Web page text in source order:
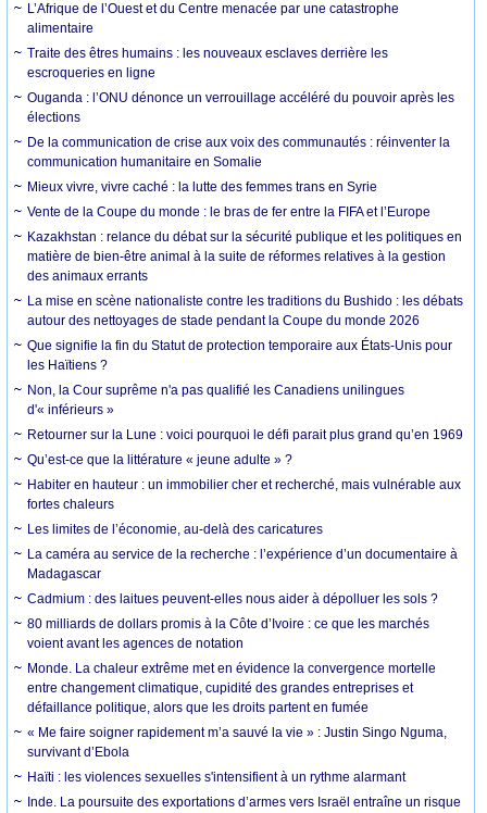
L’Afrique de l’Ouest et du Centre menacée par une catastrophe
alimentaire
Traite des êtres humains : les nouveaux esclaves derrière les
escroqueries en ligne
Ouganda : l’ONU dénonce un verrouillage accéléré du pouvoir après les
élections
De la communication de crise aux voix des communautés : réinventer la
communication humanitaire en Somalie
Mieux vivre, vivre caché : la lutte des femmes trans en Syrie
Vente de la Coupe du monde : le bras de fer entre la FIFA et l’Europe
Kazakhstan : relance du débat sur la sécurité publique et les politiques en
matière de bien-être animal à la suite de réformes relatives à la gestion
des animaux errants
La mise en scène nationaliste contre les traditions du Bushido : les débats
autour des nettoyages de stade pendant la Coupe du monde 2026
Que signifie la fin du Statut de protection temporaire aux États-Unis pour
les Haïtiens ?
Non, la Cour suprême n'a pas qualifié les Canadiens unilingues
d'« inférieurs »
Retourner sur la Lune : voici pourquoi le défi parait plus grand qu’en 1969
Qu’est-ce que la littérature « jeune adulte » ?
Habiter en hauteur : un immobilier cher et recherché, mais vulnérable aux
fortes chaleurs
Les limites de l’économie, au-delà des caricatures
La caméra au service de la recherche : l’expérience d’un documentaire à
Madagascar
Cadmium : des laitues peuvent-elles nous aider à dépolluer les sols ?
80 milliards de dollars promis à la Côte d’Ivoire : ce que les marchés
voient avant les agences de notation
Monde. La chaleur extrême met en évidence la convergence mortelle
entre changement climatique, cupidité des grandes entreprises et
défaillance politique, alors que les droits partent en fumée
« Me faire soigner rapidement m’a sauvé la vie » : Justin Singo Nguma,
survivant d’Ebola
Haïti : les violences sexuelles s'intensifient à un rythme alarmant
Inde. La poursuite des exportations d’armes vers Israël entraîne un risque